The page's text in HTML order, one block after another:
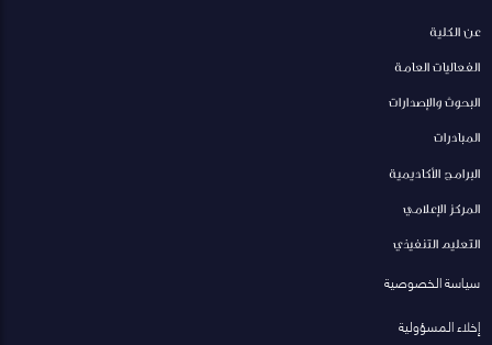
عن الكلية
الفعاليات العامة
البحوث والإصدارات
المبادرات
البرامج الأكاديمية
المركز الإعلامي
التعليم التنفيذي
سياسة الخصوصية
إخلاء المسؤولية